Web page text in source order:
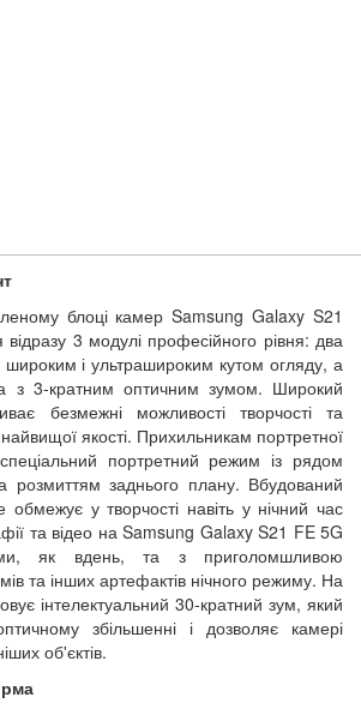
блоці камер Samsung Galaxy S21
3 модулі професійного рівня: два
і ультрашироким кутом огляду, а
з 3-кратним оптичним зумом. Широкий
безмежні можливості творчості та
якості. Прихильникам портретної
портретний режим із рядом
розмиттям заднього плану. Вбудований
обмежує у творчості навіть у нічний час
та відео на Samsung Galaxy S21 FE 5G
як вдень, та з приголомшливою
та інших артефактів нічного режиму. На
інтелектуальний 30-кратний зум, який
збільшенні і дозволяє камері
об'єктів.